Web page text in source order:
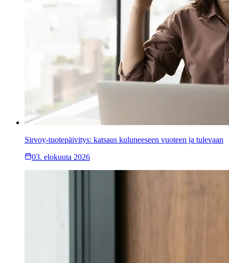
Sirvoy-tuotepäivitys: katsaus kuluneeseen vuoteen ja tulevaan
03. elokuuta 2026